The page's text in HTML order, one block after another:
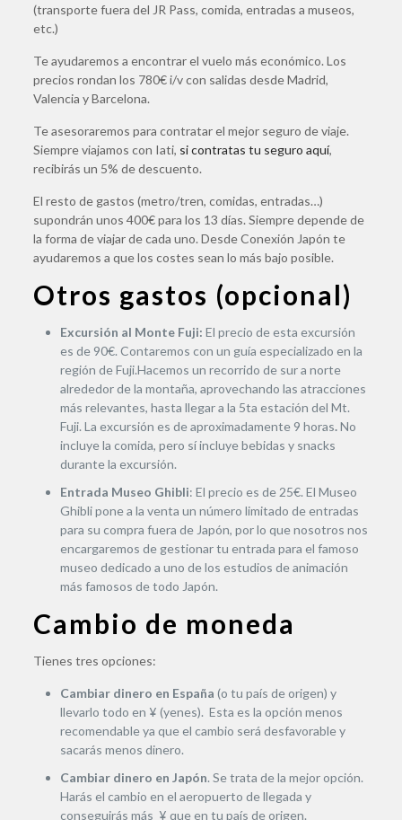
(transporte fuera del JR Pass, comida, entradas a museos,
etc.)
Te ayudaremos a encontrar el vuelo más económico. Los
precios rondan los 780€ i/v con salidas desde Madrid,
Valencia y Barcelona.
Te asesoraremos para contratar el mejor seguro de viaje.
Siempre viajamos con Iati, si contratas tu seguro aquí,
recibirás un 5% de descuento.
El resto de gastos (metro/tren, comidas, entradas…)
supondrán unos 400€ para los 13 días. Siempre depende de
la forma de viajar de cada uno. Desde Conexión Japón te
ayudaremos a que los costes sean lo más bajo posible.
Otros gastos (opcional)
Excursión al Monte Fuji: El precio de esta excursión
es de 90€. Contaremos con un guía especializado en la
región de Fuji.Hacemos un recorrido de sur a norte
alrededor de la montaña, aprovechando las atracciones
más relevantes, hasta llegar a la 5ta estación del Mt.
Fuji. La excursión es de aproximadamente 9 horas.No
incluye la comida, pero sí incluye bebidas y snacks
durante la excursión.
Entrada Museo Ghibli: El precio es de 25€. El Museo
Ghibli pone a la venta un número limitado de entradas
para su compra fuera de Japón, por lo que nosotros nos
encargaremos de gestionar tu entrada para el famoso
museo dedicado a uno de los estudios de animación
más famosos de todo Japón.
Cambio de moneda
Tienes tres opciones:
Cambiar dinero en España (o tu país de origen) y
llevarlo todo en ¥ (yenes). Esta es la opción menos
recomendable ya que el cambio será desfavorable y
sacarás menos dinero.
Cambiar dinero en Japón. Se trata de la mejor opción.
Harás el cambio en el aeropuerto de llegada y
conseguirás más ¥ que en tu país de origen.